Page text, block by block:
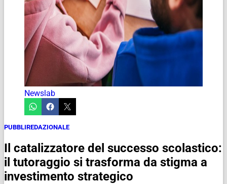
Newslab
PUBBLIREDAZIONALE
Il catalizzatore del successo scolastico:
il tutoraggio si trasforma da stigma a
investimento strategico